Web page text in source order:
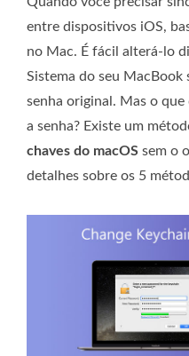
entre dispositivos iOS,
no Mac. É fácil alterá-lo
Sistema do seu MacBook
senha original. Mas o que
a senha? Existe um
chaves do macOS sem o
detalhes sobre os 5